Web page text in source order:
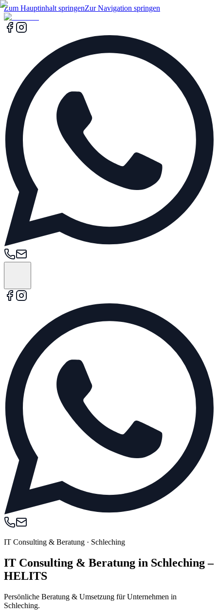
Zum Hauptinhalt springenZur Navigation springen
IT Consulting & Beratung · Schleching
IT Consulting & Beratung in Schleching –
HELITS
Persönliche Beratung & Umsetzung für Unternehmen in
Schleching.